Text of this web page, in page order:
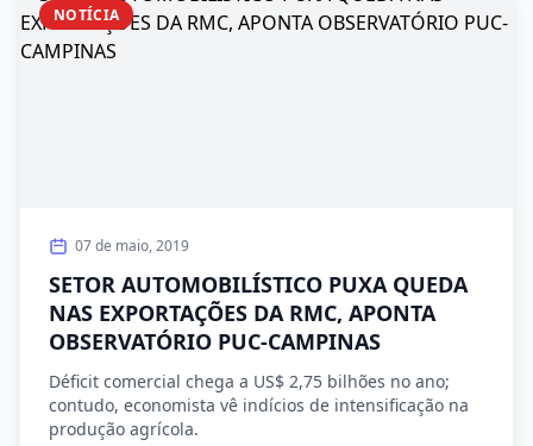
NOTÍCIA
07 de maio, 2019
SETOR AUTOMOBILÍSTICO PUXA QUEDA
NAS EXPORTAÇÕES DA RMC, APONTA
OBSERVATÓRIO PUC-CAMPINAS
Déficit comercial chega a US$ 2,75 bilhões no ano;
contudo, economista vê indícios de intensificação na
produção agrícola.